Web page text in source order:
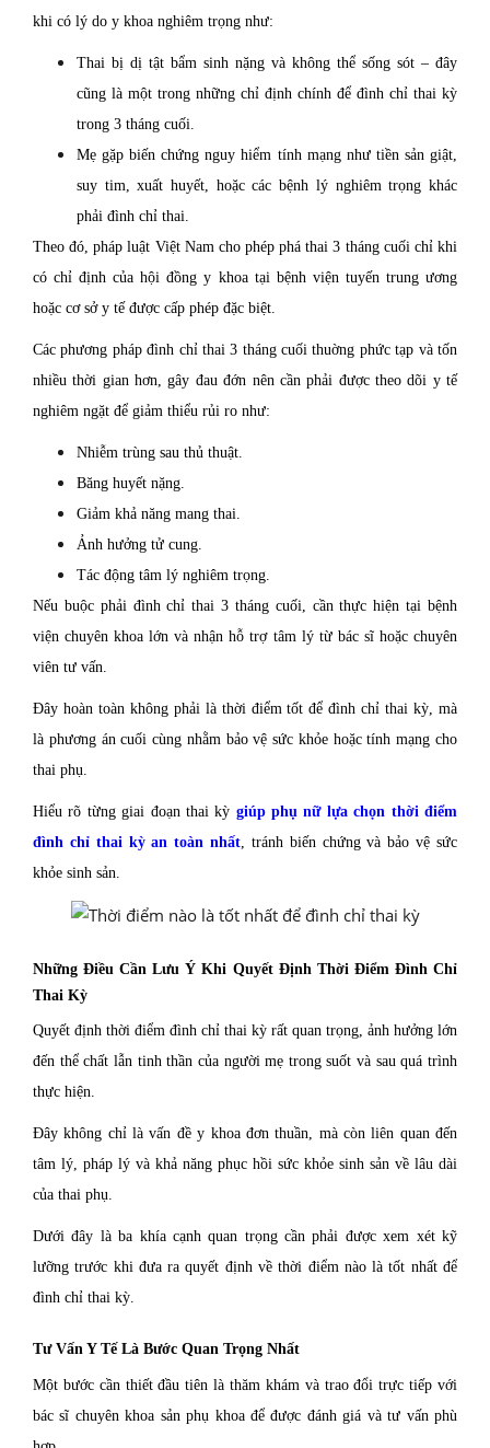
khi có lý do y khoa nghiêm trọng như:
Thai bị dị tật bẩm sinh nặng và không thể sống sót – đây
cũng là một trong những chỉ định chính để đình chỉ thai kỳ
trong 3 tháng cuối.
Mẹ gặp biến chứng nguy hiểm tính mạng như tiền sản giật,
suy tim, xuất huyết, hoặc các bệnh lý nghiêm trọng khác
phải đình chỉ thai.
Theo đó, pháp luật Việt Nam cho phép phá thai 3 tháng cuối chỉ khi
có chỉ định của hội đồng y khoa tại bệnh viện tuyến trung ương
hoặc cơ sở y tế được cấp phép đặc biệt.
Các phương pháp đình chỉ thai 3 tháng cuối thuờng phức tạp và tốn
nhiều thời gian hơn, gây đau đớn nên cần phải được theo dõi y tế
nghiêm ngặt để giảm thiểu rủi ro như:
Nhiễm trùng sau thủ thuật.
Băng huyết nặng.
Giảm khả năng mang thai.
Ảnh hưởng tử cung.
Tác động tâm lý nghiêm trọng.
Nếu buộc phải đình chỉ thai 3 tháng cuối, cần thực hiện tại bệnh
viện chuyên khoa lớn và nhận hỗ trợ tâm lý từ bác sĩ hoặc chuyên
viên tư vấn.
Đây hoàn toàn không phải là thời điểm tốt để đình chỉ thai kỳ, mà
là phương án cuối cùng nhằm bảo vệ sức khỏe hoặc tính mạng cho
thai phụ.
Hiểu rõ từng giai đoạn thai kỳ giúp phụ nữ lựa chọn thời điểm
đình chỉ thai kỳ an toàn nhất , tránh biến chứng và bảo vệ sức
khỏe sinh sản.
Những Điều Cần Lưu Ý Khi Quyết Định Thời Điểm Đình Chỉ
Thai Kỳ
Quyết định thời điểm đình chỉ thai kỳ rất quan trọng, ảnh hưởng lớn
đến thể chất lẫn tinh thần của người mẹ trong suốt và sau quá trình
thực hiện.
Đây không chỉ là vấn đề y khoa đơn thuần, mà còn liên quan đến
tâm lý, pháp lý và khả năng phục hồi sức khỏe sinh sản về lâu dài
của thai phụ.
Dưới đây là ba khía cạnh quan trọng cần phải được xem xét kỹ
lưỡng trước khi đưa ra quyết định về thời điểm nào là tốt nhất để
đình chỉ thai kỳ.
Tư Vấn Y Tế Là Bước Quan Trọng Nhất
Một bước cần thiết đầu tiên là thăm khám và trao đổi trực tiếp với
bác sĩ chuyên khoa sản phụ khoa để được đánh giá và tư vấn phù